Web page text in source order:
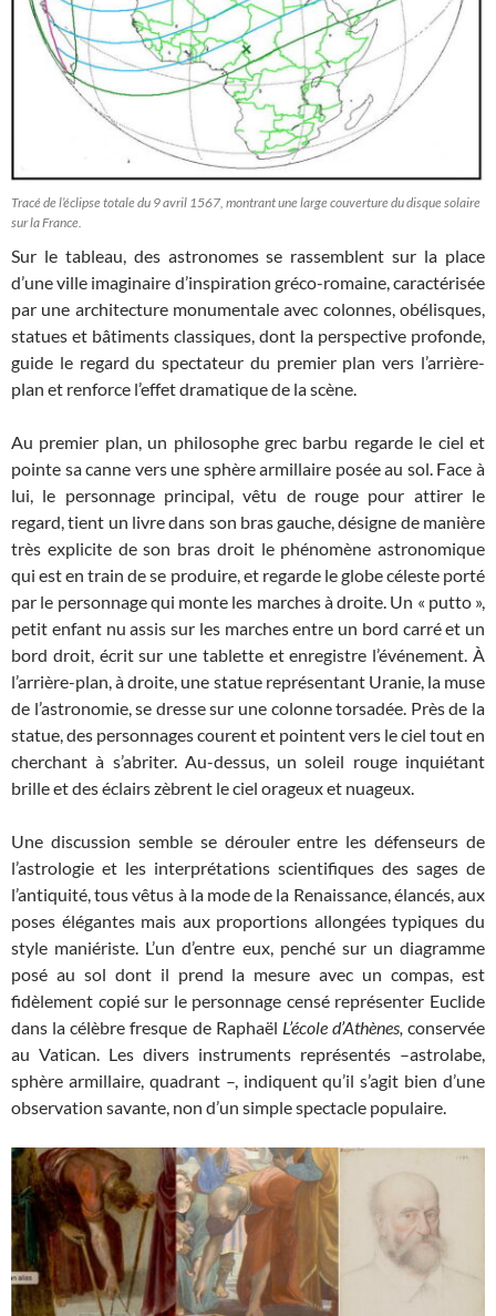
Tracé de l’éclipse totale du 9 avril 1567, montrant une large couverture du disque solaire
sur la France.
Sur le tableau, des astronomes se rassemblent sur la place
d’une ville imaginaire d’inspiration gréco-romaine, caractérisée
par une architecture monumentale avec colonnes, obélisques,
statues et bâtiments classiques, dont la perspective profonde,
guide le regard du spectateur du premier plan vers l’arrière-
plan et renforce l’effet dramatique de la scène.
Au premier plan, un philosophe grec barbu regarde le ciel et
pointe sa canne vers une sphère armillaire posée au sol. Face à
lui, le personnage principal, vêtu de rouge pour attirer le
regard, tient un livre dans son bras gauche, désigne de manière
très explicite de son bras droit le phénomène astronomique
qui est en train de se produire, et regarde le globe céleste porté
par le personnage qui monte les marches à droite. Un « putto »,
petit enfant nu assis sur les marches entre un bord carré et un
bord droit, écrit sur une tablette et enregistre l’événement. À
l’arrière-plan, à droite, une statue représentant Uranie, la muse
de l’astronomie, se dresse sur une colonne torsadée. Près de la
statue, des personnages courent et pointent vers le ciel tout en
cherchant à s’abriter. Au-dessus, un soleil rouge inquiétant
brille et des éclairs zèbrent le ciel orageux et nuageux.
Une discussion semble se dérouler entre les défenseurs de
l’astrologie et les interprétations scientifiques des sages de
l’antiquité, tous vêtus à la mode de la Renaissance, élancés, aux
poses élégantes mais aux proportions allongées typiques du
style maniériste. L’un d’entre eux, penché sur un diagramme
posé au sol dont il prend la mesure avec un compas, est
fidèlement copié sur le personnage censé représenter Euclide
dans la célèbre fresque de Raphaël L’école d’Athènes, conservée
au Vatican. Les divers instruments représentés –astrolabe,
sphère armillaire, quadrant –, indiquent qu’il s’agit bien d’une
observation savante, non d’un simple spectacle populaire.